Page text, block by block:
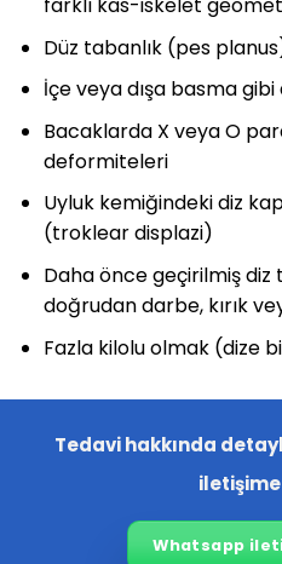
Düz tabanlık (pes
İçe veya dışa basma
Bacaklarda X veya O
deformiteleri
Uyluk kemiğindeki diz
(troklear displazi)
Daha önce geçirilmiş diz
doğrudan darbe, kırık
Fazla kilolu olmak (dize
Tedavi hakkında
Whatsapp